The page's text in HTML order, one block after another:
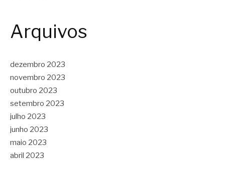
Arquivos
dezembro 2023
novembro 2023
outubro 2023
setembro 2023
julho 2023
junho 2023
maio 2023
abril 2023